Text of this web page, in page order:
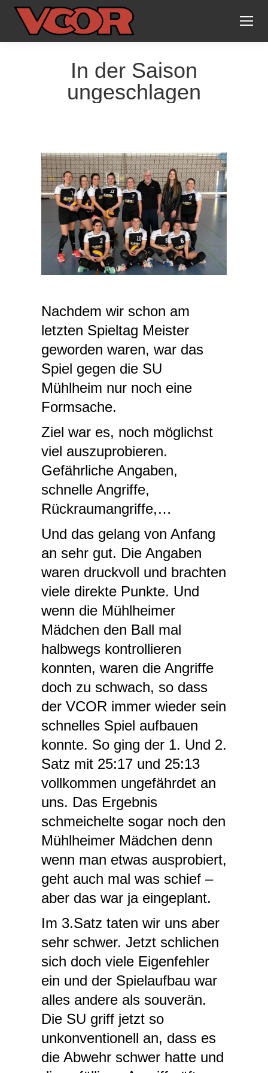
In der Saison
ungeschlagen
Nachdem wir schon am
letzten Spieltag Meister
geworden waren, war das
Spiel gegen die SU
Mühlheim nur noch eine
Formsache.
Ziel war es, noch möglichst
viel auszuprobieren.
Gefährliche Angaben,
schnelle Angriffe,
Rückraumangriffe,…
Und das gelang von Anfang
an sehr gut. Die Angaben
waren druckvoll und brachten
viele direkte Punkte. Und
wenn die Mühlheimer
Mädchen den Ball mal
halbwegs kontrollieren
konnten, waren die Angriffe
doch zu schwach, so dass
der VCOR immer wieder sein
schnelles Spiel aufbauen
konnte. So ging der 1. Und 2.
Satz mit 25:17 und 25:13
vollkommen ungefährdet an
uns. Das Ergebnis
schmeichelte sogar noch den
Mühlheimer Mädchen denn
wenn man etwas ausprobiert,
geht auch mal was schief –
aber das war ja eingeplant.
Im 3.Satz taten wir uns aber
sehr schwer. Jetzt schlichen
sich doch viele Eigenfehler
ein und der Spielaufbau war
alles andere als souverän.
Die SU griff jetzt so
unkonventionell an, dass es
die Abwehr schwer hatte und